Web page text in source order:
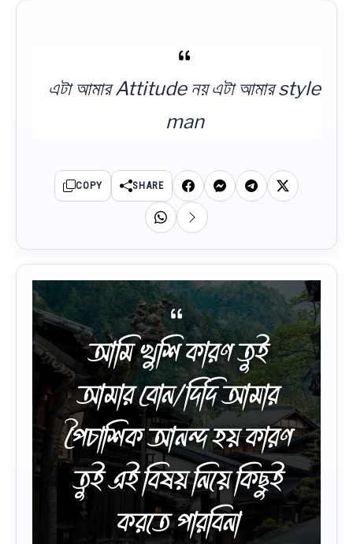
এটা আমার Attitude নয় এটা আমার style
man
COPY SHARE
আমি খুশি কারণ তুই
আমার বোন/দিদি আমার
পৈচাশিক আনন্দ হয় কারণ
তুই এই বিষয় নিয়ে কিছুই
করতে পারবিনা